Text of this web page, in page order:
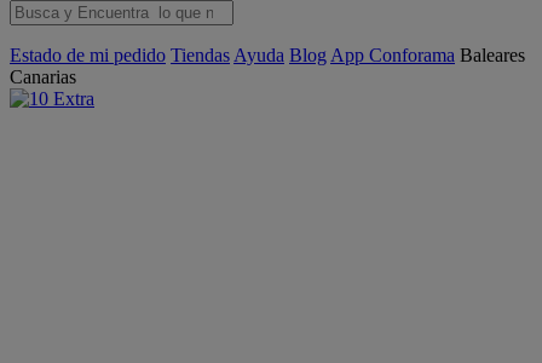
Estado de mi pedido Tiendas Ayuda Blog App Conforama Baleares
Canarias